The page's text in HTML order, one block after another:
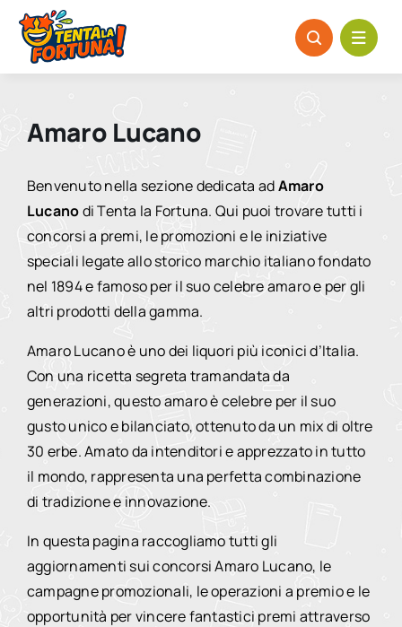
Salta
contenuto
Amaro Lucano
Benvenuto nella sezione dedicata adAmaro
Lucanodi Tenta la Fortuna. Qui puoi trovare tutti i
concorsi a premi, le promozioni e le iniziative
speciali legate allo storico marchio italiano fondato
nel 1894 e famoso per il suo celebre amaro e per gli
altri prodotti della gamma.
Amaro Lucano è uno dei liquori più iconici d’Italia.
Con una ricetta segreta tramandata da
generazioni, questo amaro è celebre per il suo
gusto unico e bilanciato, ottenuto da un mix di oltre
30 erbe. Amato da intenditori e apprezzato in tutto
il mondo, rappresenta una perfetta combinazione
di tradizione e innovazione.
In questa pagina raccogliamo tutti gli
aggiornamenti sui concorsi Amaro Lucano, le
campagne promozionali, le operazioni a premio e le
opportunità per vincere fantastici premi attraverso